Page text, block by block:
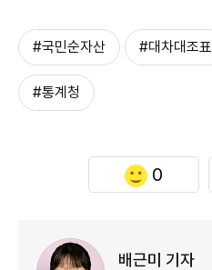
#국민순자산 #대차대조표
#통계청
0
배근미 기자